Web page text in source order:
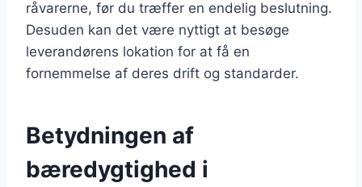
råvarerne, før du træffer en endelig beslutning.
Desuden kan det være nyttigt at besøge
leverandørens lokation for at få en
fornemmelse af deres drift og standarder.
Betydningen af
bæredygtighed i